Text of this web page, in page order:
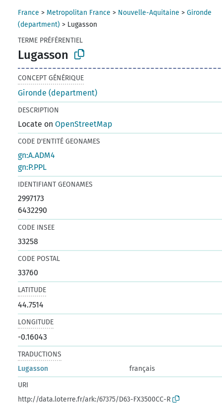
France > Metropolitan France > Nouvelle-Aquitaine >Gironde
(department) > Lugasson
TERME PRÉFÉRENTIEL
Lugasson
CONCEPT GÉNÉRIQUE
Gironde (department)
DESCRIPTION
Locate onOpenStreetMap
CODE D'ENTITÉ GEONAMES
gn:A.ADM4
gn:P.PPL
IDENTIFIANT GEONAMES
2997173
6432290
CODE INSEE
33258
CODE POSTAL
33760
LATITUDE
44.7514
LONGITUDE
-0.16043
TRADUCTIONS
Lugasson
français
URI
http://data.loterre.fr/ark:/67375/D63-FX3500CC-R